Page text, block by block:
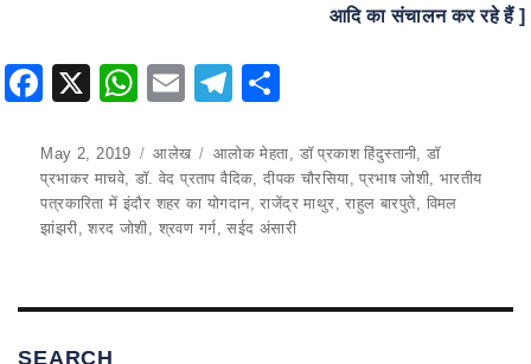
आदि का संचालन कर रहे हैं ]
F
c
e
b
o
k
X
W
at
s
A
p
E
ai
l
T
e
gr
a
ar
e
Posted
on
May 2, 2019 Categories
आलेख Tags
आलोक मेहता, डॉ प्रकाश हिंदुस्तानी,डॉ
प्रभाकर माचवे, डॉ. वेद प्रताप वैदिक,दीपक चौरसिया,प्रभाष जोशी, भारतीय
पत्रकारिता में इंदौर शहर का योगदान,राजेंद्र माथुर,राहुल बारपुते, विमल
झांझरी,शरद जोशी, श्रवण गर्ग,सईद अंसारी
SEARCH